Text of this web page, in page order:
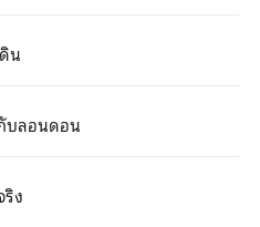
น
บลอนดอน
ง